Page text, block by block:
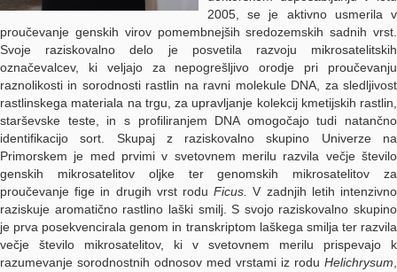
2005, se je aktivno usmerila v
proučevanje genskih virov pomembnejših sredozemskih sadnih vrst.
Svoje raziskovalno delo je posvetila razvoju mikrosatelitskih
označevalcev, ki veljajo za nepogrešljivo orodje pri proučevanju
raznolikosti in sorodnosti rastlin na ravni molekule DNA, za sledljivost
rastlinskega materiala na trgu, za upravljanje kolekcij kmetijskih rastlin,
starševske teste, in s profiliranjem DNA omogočajo tudi natančno
identifikacijo sort. Skupaj z raziskovalno skupino Univerze na
Primorskem je med prvimi v svetovnem merilu razvila večje število
genskih mikrosatelitov oljke ter genomskih mikrosatelitov za
proučevanje fige in drugih vrst roduFicus.
V zadnjih letih intenzivno
raziskuje aromatično rastlino laški smilj. S svojo raziskovalno skupino
je prva posekvencirala genom in transkriptom laškega smilja ter razvila
večje število mikrosatelitov, ki v svetovnem merilu prispevajo k
razumevanje sorodnostnih odnosov med vrstami iz rodu Helichrysum